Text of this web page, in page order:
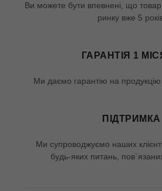
Ви можете бути впевнені, що
ринку вже 5
ГАРАНТІЯ 1
Ми даємо гарантію на продукцію
ПІДТРИМКА
Ми супроводжуємо наших
будь-яких питань,